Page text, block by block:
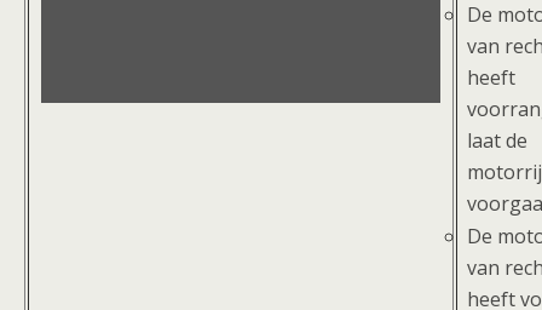
De
van
heeft
laat de
De
van
heeft